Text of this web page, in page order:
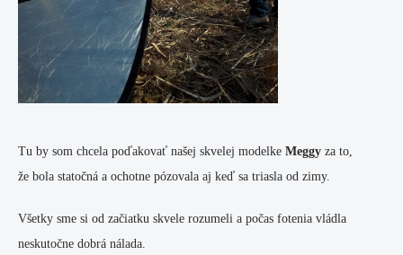
Tu by som chcela poďakovať našej skvelej modelke Meggy za to,
že bola statočná a ochotne pózovala aj keď sa triasla od zimy.
Všetky sme si od začiatku skvele rozumeli a počas fotenia vládla
neskutočne dobrá nálada.